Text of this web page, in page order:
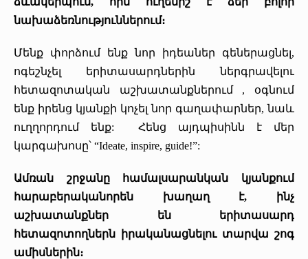
նախաձեռնություններում։
Մենք փորձում ենք նոր իդեաներ գեներացնել,
ոգեշնչել երիտասարդներին ներգրավելու
հետազոտական աշխատանքներում , օգնում
ենք իրենց կյանքի կոչել նոր գաղափարներ, նաև
ուղղորդում ենք: Հենց այդպիսինն է մեր
կարգախոսը՝ “Ideate, inspire, guide!”:
Ամռան շրջանը համալսարանկան կյանքում
հարաբերականորեն խաղաղ է, ինչ
աշխատանքներ են երիտասարդ
հետազոտողներն իրականացնելու տարվա շոգ
ամիսներին։